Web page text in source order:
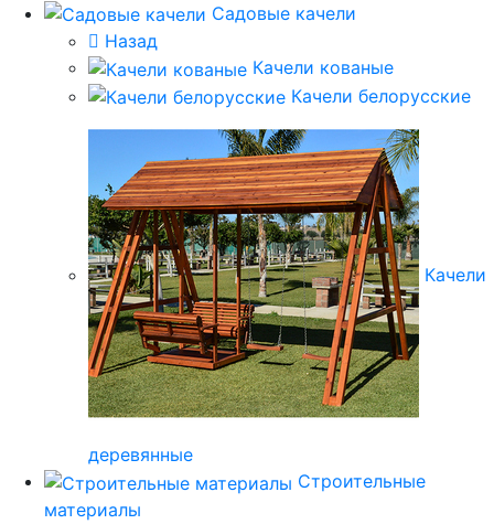
Садовые качели
Назад
Качели кованые
Качели белорусские
Качели
деревянные
Строительные
материалы